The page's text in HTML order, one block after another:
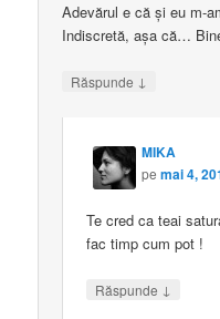
Adevărul e că și eu m-
Indiscretă, așa că…
Răspunde ↓
MIKA
pemai 4,
Te cred ca teai
fac timp cum pot !
Răspunde ↓